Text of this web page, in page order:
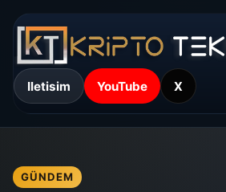
Iletisim YouTube X
GÜNDEM